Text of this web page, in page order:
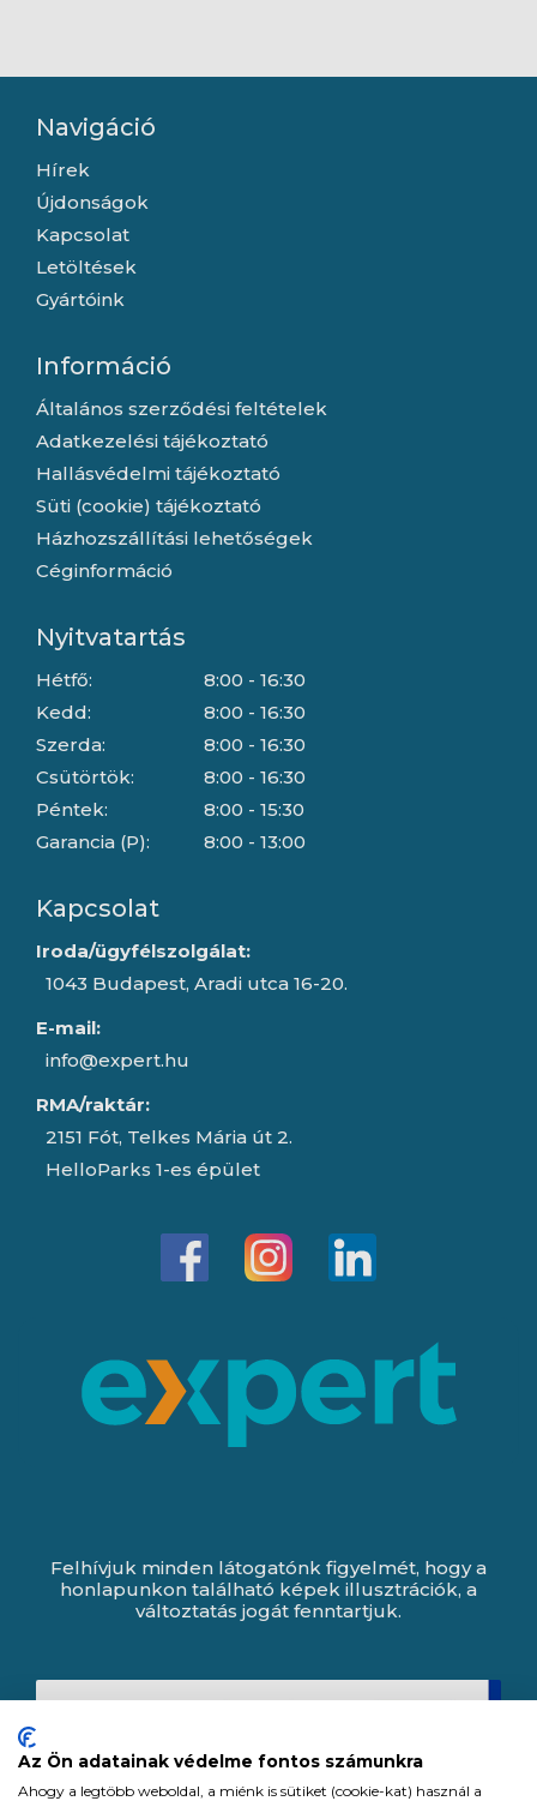
Navigáció
Hírek
Újdonságok
Kapcsolat
Letöltések
Gyártóink
Információ
Általános szerződési feltételek
Adatkezelési tájékoztató
Hallásvédelmi tájékoztató
Süti (cookie) tájékoztató
Házhozszállítási lehetőségek
Céginformáció
Nyitvatartás
Hétfő:
Kedd:
Szerda:
Csütörtök:
Péntek:
Garancia (P):
8:00 - 16:30
8:00 - 16:30
8:00 - 16:30
8:00 - 16:30
8:00 - 15:30
8:00 - 13:00
Kapcsolat
Iroda/ügyfélszolgálat:
1043 Budapest, Aradi utca 16-20.
E-mail:
info@expert.hu
RMA/raktár:
2151 Fót, Telkes Mária út 2.
HelloParks 1-es épület
Felhívjuk minden látogatónk figyelmét, hogy a
honlapunkon található képek illusztrációk, a
változtatás jogát fenntartjuk.
Az Ön adatainak védelme fontos számunkra
Ahogy a legtöbb weboldal, a miénk is sütiket (cookie-kat) használ a